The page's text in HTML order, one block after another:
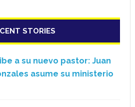
STORIES
a su nuevo pastor: Juan
asume su ministerio